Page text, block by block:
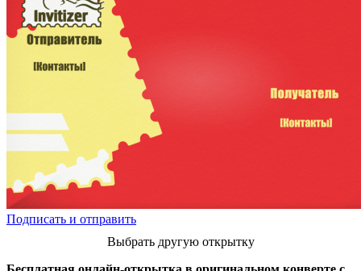
Подписать и отправить
Выбрать другую открытку